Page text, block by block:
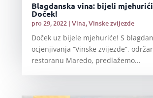
Blagdanska vina: bijeli
Doček!
pro 29, 2022| Vina,Vinske zvijezde
Doček uz bijele mjehuriće! S
ocjenjivanja “Vinske zvijezde”,
restoranu Maredo, predlažemo...